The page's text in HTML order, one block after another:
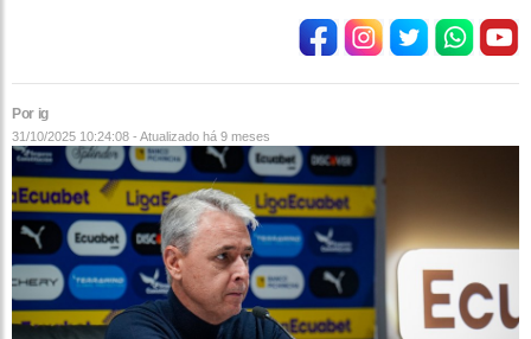
Por ig
31/10/2025 10:24:08 - Atualizado há 9 meses